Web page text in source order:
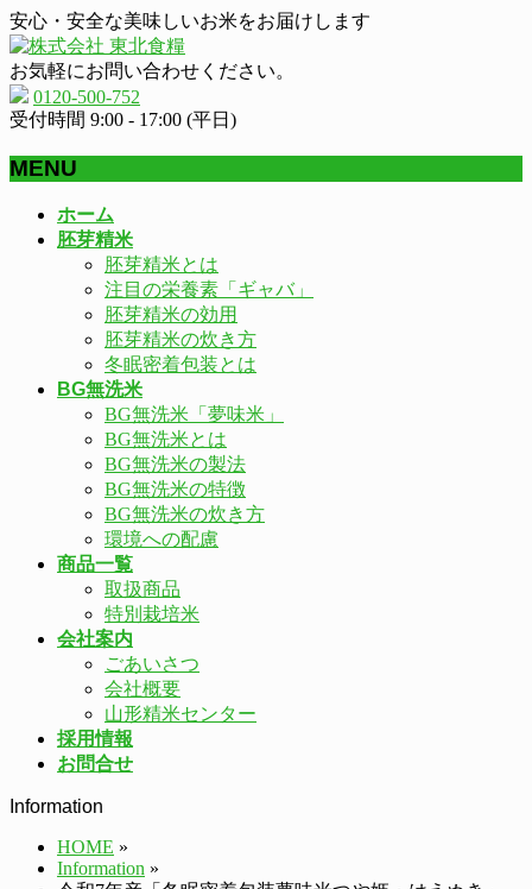
安心・安全な美味しいお米をお届けします
お気軽にお問い合わせください。
0120-500-752
受付時間 9:00 - 17:00 (平日)
MENU
ホーム
胚芽精米
胚芽精米とは
注目の栄養素「ギャバ」
胚芽精米の効用
胚芽精米の炊き方
冬眠密着包装とは
BG無洗米
BG無洗米「夢味米」
BG無洗米とは
BG無洗米の製法
BG無洗米の特徴
BG無洗米の炊き方
環境への配慮
商品一覧
取扱商品
特別栽培米
会社案内
ごあいさつ
会社概要
山形精米センター
採用情報
お問合せ
Information
HOME »
Information »